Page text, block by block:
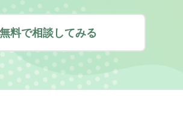
無料で相談してみる